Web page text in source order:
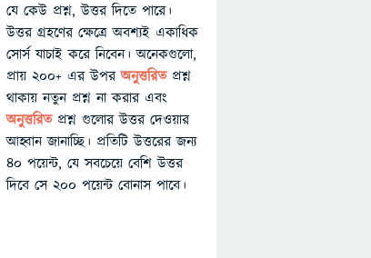
যে কেউ প্রশ্ন, উত্তর দিতে পারে।
উত্তর গ্রহণের ক্ষেত্রে অবশ্যই একাধিক
সোর্স যাচাই করে নিবেন। অনেকগুলো,
প্রায় ২০০+ এর উপরঅনুত্তরিতপ্রশ্ন
থাকায় নতুন প্রশ্ন না করার এবং
অনুত্তরিত প্রশ্ন গুলোর উত্তর দেওয়ার
আহ্বান জানাচ্ছি। প্রতিটি উত্তরের জন্য
৪০ পয়েন্ট, যে সবচেয়ে বেশি উত্তর
দিবে সে ২০০ পয়েন্ট বোনাস পাবে।